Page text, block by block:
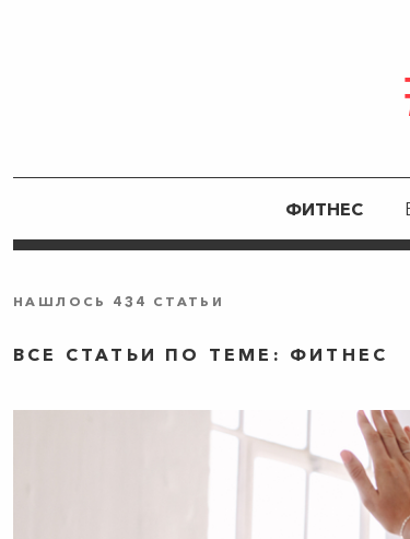
ФИТНЕС
НАШЛОСЬ 434 СТАТЬИ
ВСЕ СТАТЬИ ПО ТЕМЕ: ФИТНЕС